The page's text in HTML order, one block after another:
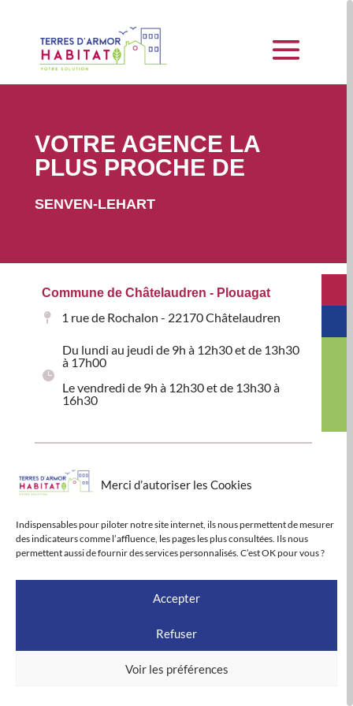
Merci d’autoriser les Cookies
Indispensables pour piloter notre site internet, ils nous permettent de mesurer
des indicateurs comme l’affluence, les pages les plus consultées. Ils nous
permettent aussi de fournir des services personnalisés. C’est OK pour vous ?
Accepter
Refuser
Voir les préférences
VOTRE AGENCE LA
PLUS PROCHE DE
SENVEN-LEHART
Commune de Châtelaudren - Plouagat
1 rue de Rochalon - 22170 Châtelaudren
Du lundi au jeudi de 9h à 12h30 et de 13h30
à 17h00
Le vendredi de 9h à 12h30 et de 13h30 à
16h30
Espace accueil à Paimpol
Sur rendez-vous aux horaires de permanence
TOUTES NOS AGENCES